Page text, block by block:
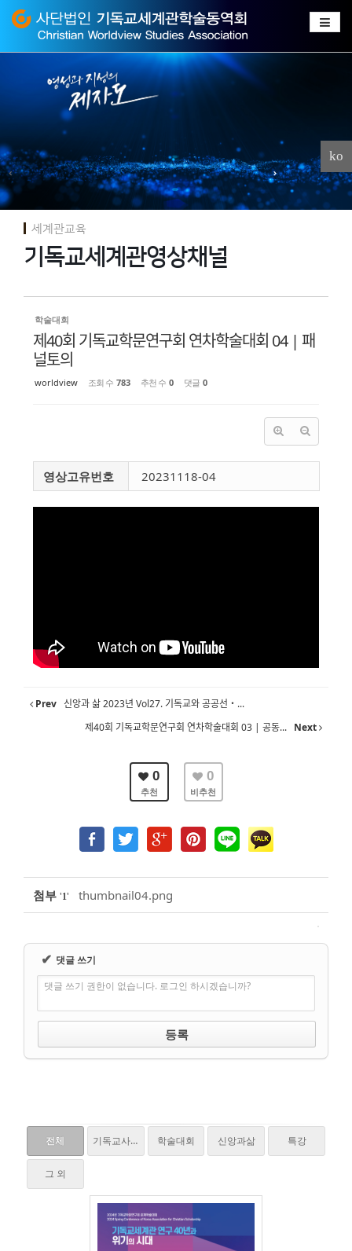
세계관교육
기독교세계관영상채널
학술대회
제40회 기독교학문연구회 연차학술대회 04 | 패
널토의
worldview 조회 수 783 추천 수 0 댓글 0
영상고유번호 20231118-04
Prev 신앙과 삶 2023년 Vol27. 기독교와 공공선・...
제40회 기독교학문연구회 연차학술대회 03 | 공동... Next
0
추천
0
비추천
첨부 '1' thumbnail04.png
✔ 댓글 쓰기
댓글 쓰기 권한이 없습니다. 로그인 하시겠습니까?
전체 기독교사,질문하다 학술대회 신앙과삶 특강
그 외
ko
스케치북5
스케치북5